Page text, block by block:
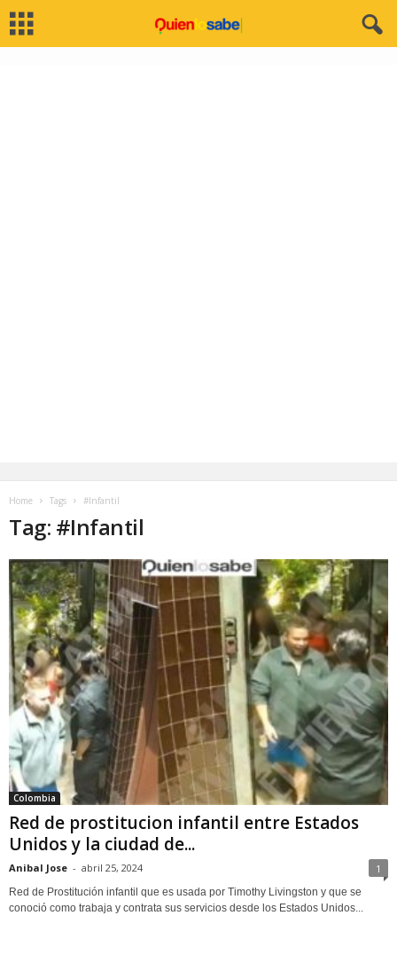
Home Tags #Infantil
Tag: #Infantil
Colombia
Red de prostitucion infantil entre Estados
Unidos y la ciudad de...
Anibal Jose - abril 25, 2024 1
Red de Prostitución infantil que es usada por Timothy Livingston y que se
conoció como trabaja y contrata sus servicios desde los Estados Unidos...